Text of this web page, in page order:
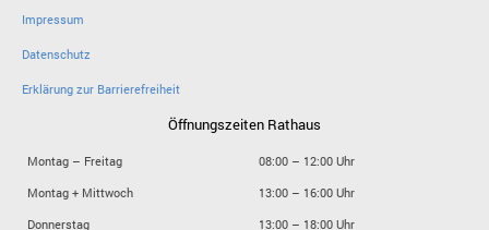
Impressum
Datenschutz
Erklärung zur Barrierefreiheit
Öffnungszeiten Rathaus
Montag – Freitag
08:00 – 12:00 Uhr
Montag + Mittwoch
13:00 – 16:00 Uhr
Donnerstag
13:00 – 18:00 Uhr